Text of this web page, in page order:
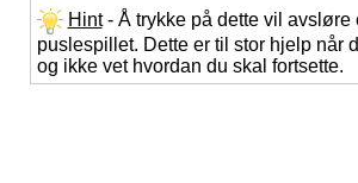
Hint- Å trykke på dette vil avsløre
puslespillet. Dette er til stor hjelp når
og ikke vet hvordan du skal fortsette.